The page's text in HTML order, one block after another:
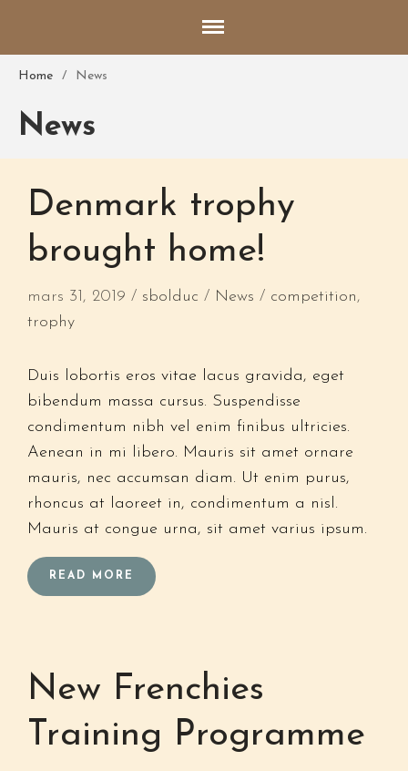
Les parents
Clients satisfaits
Photos des lieux
Les chiots disponibles
Nom*
Courriel*
Home / News
News
Denmark trophy
brought home!
mars 31, 2019 sbolduc News competition,
trophy
Duis lobortis eros vitae lacus gravida, eget
bibendum massa cursus. Suspendisse
condimentum nibh vel enim finibus ultricies.
Aenean in mi libero. Mauris sit amet ornare
mauris, nec accumsan diam. Ut enim purus,
rhoncus at laoreet in, condimentum a nisl.
Mauris at congue urna, sit amet varius ipsum.
READ MORE
New Frenchies
Training Programme